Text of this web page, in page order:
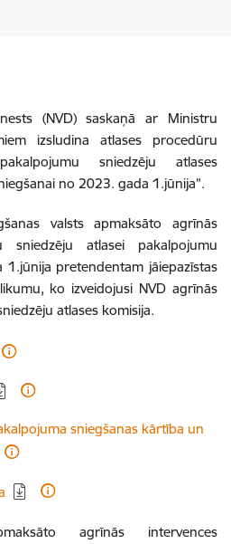
(NVD) saskaņā ar Ministru
izsludina atlases procedūru
sniedzēju atlases
no 2023. gada 1.jūnija”.
valsts apmaksāto agrīnās
sniedzēju atlasei pakalpojumu
pretendentam jāiepazīstas
ko izveidojusi NVD agrīnās
atlases komisija.
sniegšanas kārtība un
agrīnās intervences